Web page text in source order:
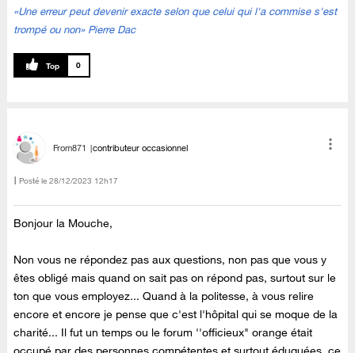
«Une erreur peut devenir exacte selon que celui qui l'a commise s'est
trompé ou non» Pierre Dac
0
From871 contributeur occasionnel
Posté le ‎28/12/2023 12h17
Bonjour la Mouche,
Non vous ne répondez pas aux questions, non pas que vous y
êtes obligé mais quand on sait pas on répond pas, surtout sur le
ton que vous employez... Quand à la politesse, à vous relire
encore et encore je pense que c'est l'hôpital qui se moque de la
charité... Il fut un temps ou le forum ''officieux" orange était